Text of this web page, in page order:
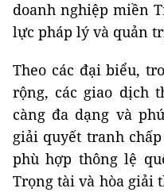
doanh nghiệp miền
lực pháp lý và quản
Theo các đại biểu,
rộng, các giao dịch
càng đa dạng và
giải quyết tranh
phù hợp thông lệ
Trọng tài và hòa giải